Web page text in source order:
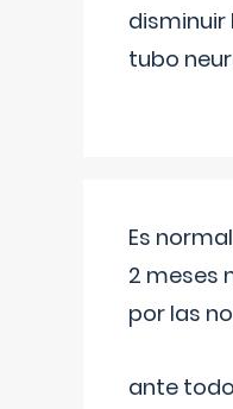
disminuir
tubo
Es
2 meses
por las
ante